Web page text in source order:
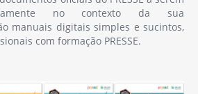
no contexto da sua
manuais digitais simples e sucintos,
com formação PRESSE.